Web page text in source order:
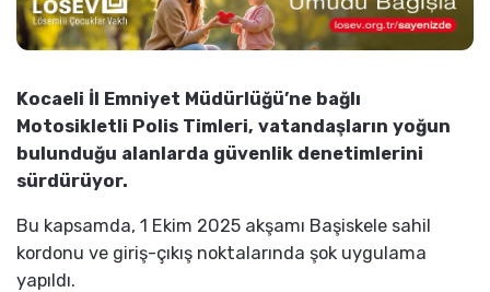
Kocaeli İl Emniyet Müdürlüğü’ne bağlı
Motosikletli Polis Timleri, vatandaşların yoğun
bulunduğu alanlarda güvenlik denetimlerini
sürdürüyor.
Bu kapsamda, 1 Ekim 2025 akşamı Başiskele sahil
kordonu ve giriş-çıkış noktalarında şok uygulama
yapıldı.